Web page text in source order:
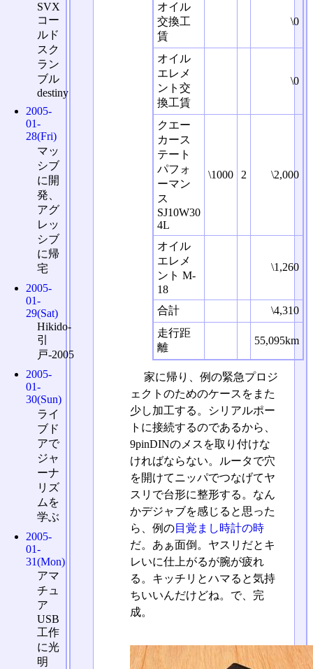
オイル
交換工
賃
\0
オイル
エレメ
ント交
換工賃
\0
クエー
カース
テート
パフォ
ーマン
ス
SJ10W30
4L
\1000 2 \2,000
オイル
エレメ
ント M-
18
\1,260
合計
\4,310
走行距
離
55,095km
家に帰り、例の緊急プロジ
ェクトのためのケースをまた
少し加工する。シリアルポー
トに接続するのであるから、
9pinDINのメスを取り付けな
ければならない。ルータで穴
を開けてニッパでつなげてヤ
スリで台形に整形する。なん
かデジャブを感じると思った
ら、例の目覚まし時計の時
だ。あぁ面倒。ヤスリだとキ
レいに仕上がるが腕が疲れ
る。キッチリとハマると気持
ちいいんだけどね。で、完
成。
SVX
コー
ルド
スク
ラン
ブル
destiny
2005-
01-
28(Fri)
マッ
シブ
に開
発、
アグ
レッ
シブ
に帰
宅
2005-
01-
29(Sat)
Hikido-
引
戸-2005
2005-
01-
30(Sun)
ライ
ブド
アで
ジャ
ーナ
リズ
ムを
学ぶ
2005-
01-
31(Mon)
アマ
チュ
ア
USB
工作
に光
明